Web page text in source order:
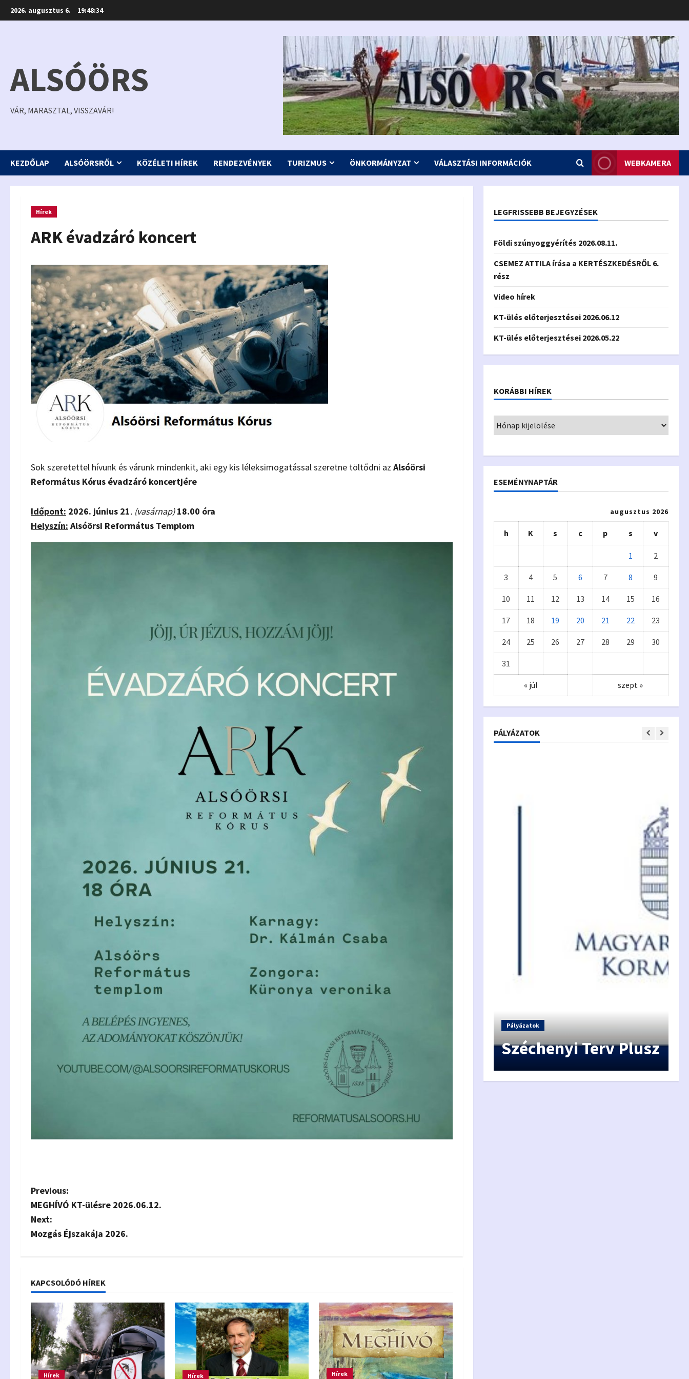
Skip
to
2026. augusztus 6. 19:48:35
ALSÓÖRS
VÁR, MARASZTAL, VISSZAVÁR!
KEZDŐLAP ALSÓÖRSRŐL KÖZÉLETI HÍREK RENDEZVÉNYEK TURIZMUS ÖNKORMÁNYZAT VÁLASZTÁSI INFORMÁCIÓK WEBKAMERA
Hírek
ARK évadzáró koncert
Sok szeretettel hívunk és várunk mindenkit, aki egy kis léleksimogatással szeretne töltődni az Alsóörsi
Református Kórus évadzáró koncertjére
Időpont: 2026. június 21. (vasárnap)18.00 óra
Helyszín: Alsóörsi Református Templom
P
o
s
n
a
v
i
g
Previous:
MEGHÍVÓ KT-ülésre 2026.06.12.
Next:
Mozgás Éjszakája 2026.
KAPCSOLÓDÓ HÍREK
Hírek Hírek Hírek
LEGFRISSEBB BEJEGYZÉSEK
Földi szúnyoggyérítés 2026.08.11.
CSEMEZ ATTILA írása a KERTÉSZKEDÉSRŐL 6.
rész
Video hírek
KT-ülés előterjesztései 2026.06.12
KT-ülés előterjesztései 2026.05.22
KORÁBBI HÍREK
ESEMÉNYNAPTÁR
augusztus 2026
h K s c p s v
1 2
3 4 5 6 7 8 9
10 11 12 13 14 15 16
17 18 19 20 21 22 23
24 25 26 27 28 29 30
31
« júl szept »
PÁLYÁZATOK
Európai Kiváló
Kormányzás Védjegy
Pályázatok
Széchenyi Terv Plusz